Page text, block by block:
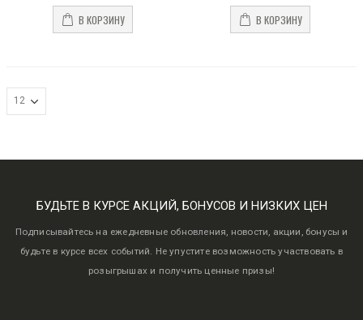
В КОРЗИНУ В КОРЗИНУ
БУДЬТЕ В КУРСЕ АКЦИЙ, БОНУСОВ И НИЗКИХ ЦЕН
Подписывайтесь на ежедневные обновления, новости, акции, бонусы и
будьте в курсе всех событий. Не упустите возможность участвовать в
розыгрышах и получить ценные призы!